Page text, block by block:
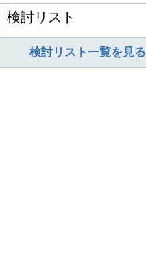
検討リスト
検討リスト一覧を見る